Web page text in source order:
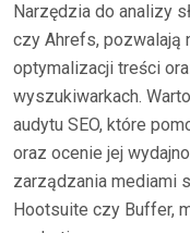
Narzędzia do analizy
czy Ahrefs, pozwalają
optymalizacji treści
wyszukiwarkach.
audytu SEO, które
oraz ocenie jej
zarządzania mediami
Hootsuite czy Buffer,